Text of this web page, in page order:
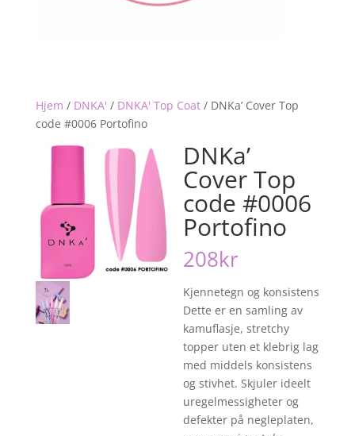
Hjem / DNKA' / DNKA' Top Coat/ DNKa’ Cover Top
code #0006 Portofino
DNKa’
Cover Top
code #0006
Portofino
208kr
Kjennetegn og konsistens
Dette er en samling av
kamuflasje, stretchy
topper uten et klebrig lag
med middels konsistens
og stivhet. Skjuler ideelt
uregelmessigheter og
defekter på negleplaten,